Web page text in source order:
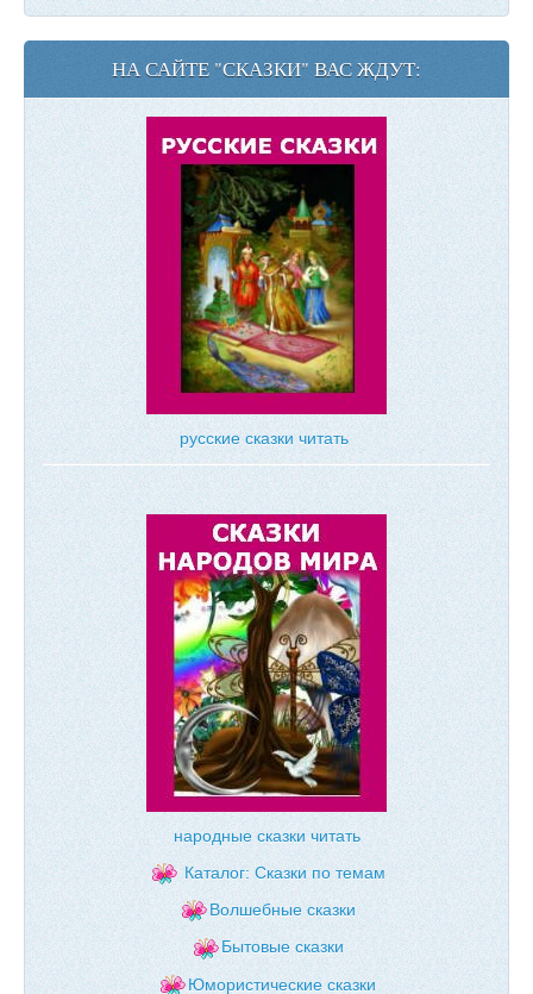
НА САЙТЕ "СКАЗКИ" ВАС ЖДУТ:
русские сказки читать
народные сказки читать
Каталог: Сказки по темам
Волшебные сказки
Бытовые сказки
Юмористические сказки